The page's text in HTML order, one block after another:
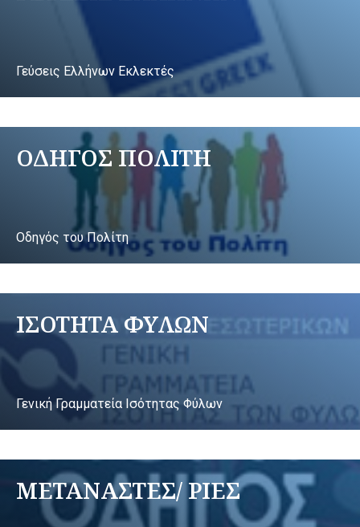
Γεύσεις Ελλήνων Εκλεκτές
ΟΔΗΓΟΣ ΠΟΛΙΤΗ
Οδηγός του Πολίτη
ΙΣΟΤΗΤΑ ΦΥΛΩΝ
Γενική Γραμματεία Ισότητας Φύλων
ΜΕΤΑΝΑΣΤΕΣ/ ΡΙΕΣ